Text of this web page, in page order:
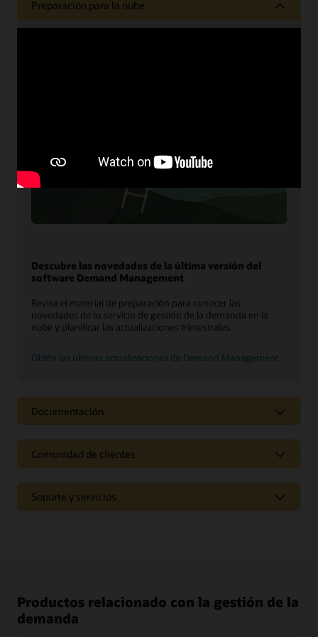
Preparación para la nube
Descubre las novedades de la última versión del
software Demand Management
Revisa el material de preparación para conocer las
novedades de tu servicio de gestión de la demanda en la
nube y planificar las actualizaciones trimestrales.
Obtén las últimas actualizaciones de Demand Management
Documentación
Comunidad de clientes
Soporte y servicios
Productos relacionado con la gestión de la
demanda